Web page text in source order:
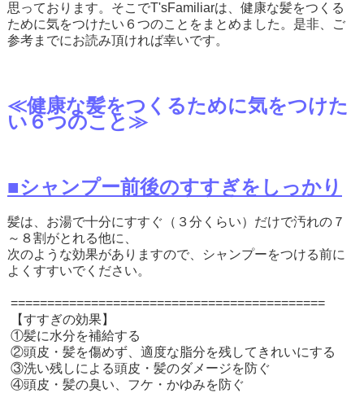
思っております。そこでT'sFamiliarは、健康な髪をつくる
ために気をつけたい６つのことをまとめました。是非、ご
参考までにお読み頂ければ幸いです。
≪健康な髪をつくるために気をつけた
い６つのこと≫
■シャンプー前後のすすぎをしっかり
髪は、お湯で十分にすすぐ（３分くらい）だけで汚れの７
～８割がとれる他に、
次のような効果がありますので、シャンプーをつける前に
よくすすいでください。
===========================================
【すすぎの効果】
①髪に水分を補給する
②頭皮・髪を傷めず、適度な脂分を残してきれいにする
③洗い残しによる頭皮・髪のダメージを防ぐ
④頭皮・髪の臭い、フケ・かゆみを防ぐ